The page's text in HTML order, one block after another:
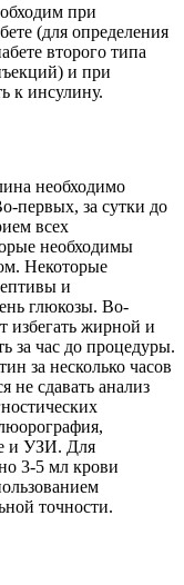
при
(для определения
второго типа
и при
к инсулину.
необходимо
первых, за сутки до
всех
необходимы
Некоторые
и
глюкозы. Во-
избегать жирной и
за час до процедуры.
за несколько часов
не сдавать анализ
и УЗИ. Для
3-5 мл крови
точности.